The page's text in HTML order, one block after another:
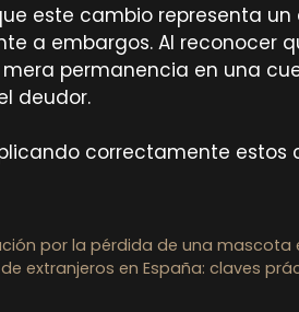
este cambio representa
a embargos. Al reconocer
mera permanencia en una
deudor.
correctamente
por la pérdida de una mascota
extranjeros en España: claves